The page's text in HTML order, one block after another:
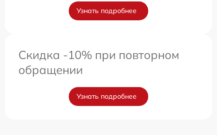
Узнать подробнее
Скидка -10% при повторном
обращении
Узнать подробнее